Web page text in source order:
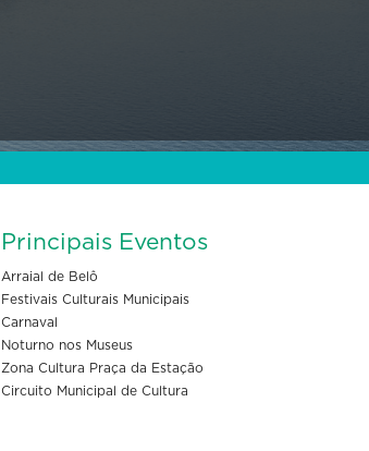
Principais Eventos
Arraial de Belô
Festivais Culturais Municipais
Carnaval
Noturno nos Museus
Zona Cultura Praça da Estação
Circuito Municipal de Cultura